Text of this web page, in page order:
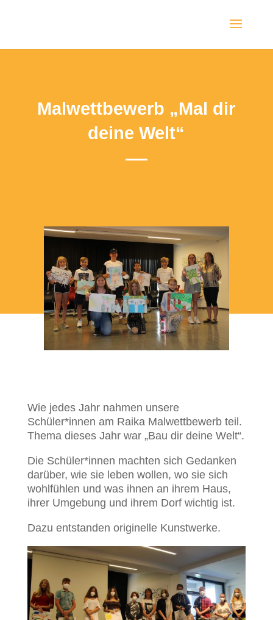
Malwettbewerb „Mal dir
deine Welt“
Wie jedes Jahr nahmen unsere
Schüler*innen am Raika Malwettbewerb teil.
Thema dieses Jahr war „Bau dir deine Welt“.
Die Schüler*innen machten sich Gedanken
darüber, wie sie leben wollen, wo sie sich
wohlfühlen und was ihnen an ihrem Haus,
ihrer Umgebung und ihrem Dorf wichtig ist.
Dazu entstanden originelle Kunstwerke.